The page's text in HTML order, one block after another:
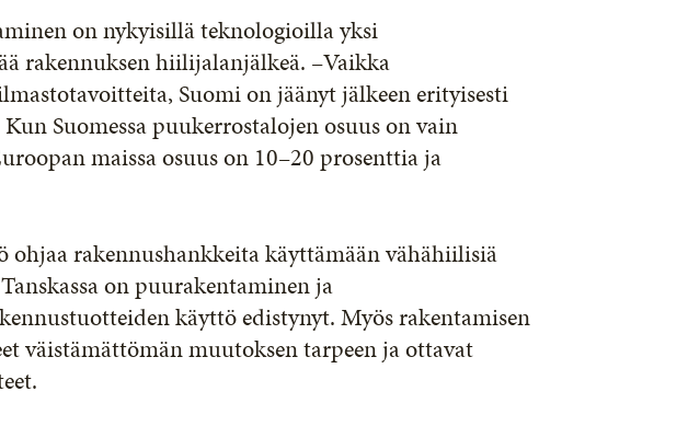
on nykyisillä teknologioilla yksi
rakennuksen hiilijalanjälkeä. –Vaikka
Suomi on jäänyt jälkeen erityisesti
Suomessa puukerrostalojen osuus on vain
maissa osuus on 10–20 prosenttia ja
ohjaa rakennushankkeita käyttämään vähähiilisiä
on puurakentaminen ja
käyttö edistynyt. Myös rakentamisen
väistämättömän muutoksen tarpeen ja ottavat